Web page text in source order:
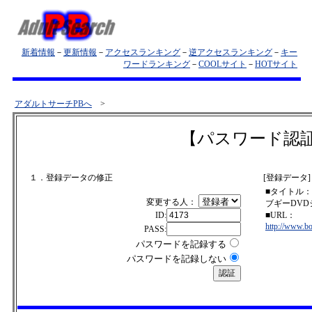
新着情報 － 更新情報 － アクセスランキング － 逆アクセスランキング － キー
ワードランキング － COOLサイト － HOTサイト
アダルトサーチPBへ>
【パスワード認
１．登録データの修正
変更する人：
ID:
PASS:
パスワードを記録する
パスワードを記録しない
[登録データ]
■タイトル：
ブギーDVD
■URL：
http://